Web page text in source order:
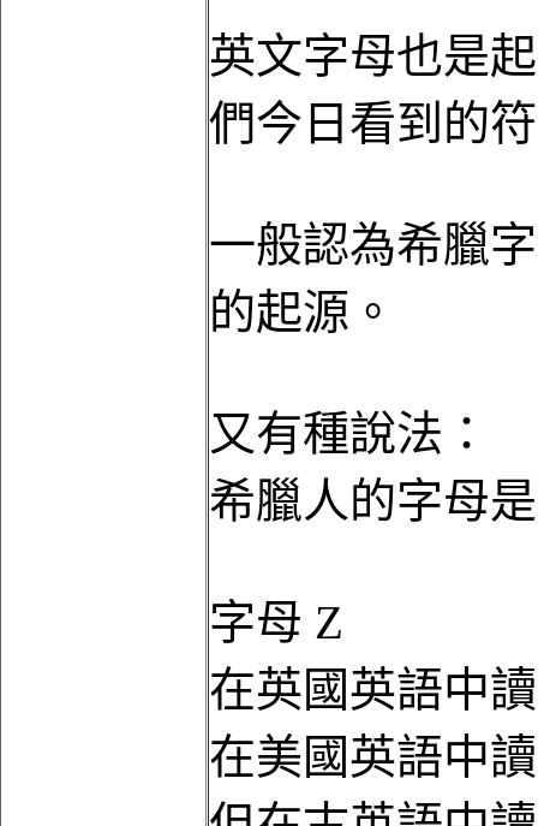
英文字母也是
們今日看到的
一般認為希臘
的起源。
又有種說法：
希臘人的字母
字母 Z
在英國英語中
在美國英語中